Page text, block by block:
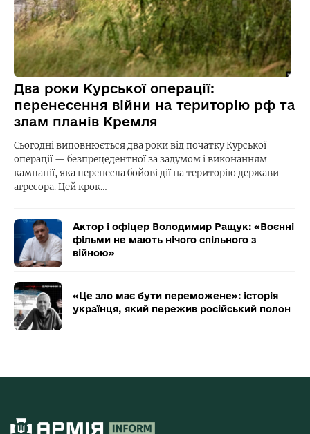
Два роки Курської операції:
перенесення війни на територію рф та
злам планів Кремля
Сьогодні виповнюється два роки від початку Курської
операції — безпрецедентної за задумом і виконанням
кампанії, яка перенесла бойові дії на територію держави-
агресора. Цей крок…
Актор і офіцер Володимир Ращук: «Воєнні
фільми не мають нічого спільного з
війною»
«Це зло має бути переможене»: історія
українця, який пережив російський полон